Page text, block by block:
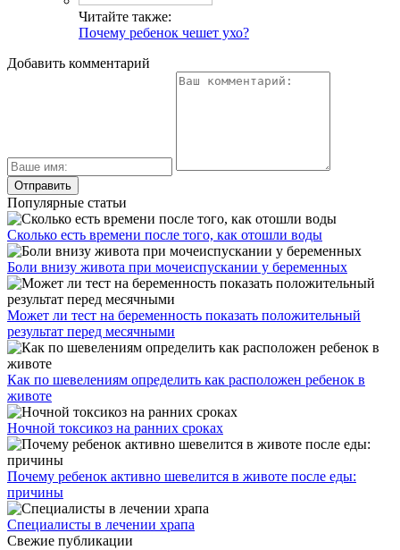
Читайте также:
Почему ребенок чешет ухо?
Добавить комментарий
Популярные статьи
Сколько есть времени после того, как отошли воды
Боли внизу живота при мочеиспускании у беременных
Может ли тест на беременность показать положительный
результат перед месячными
Как по шевелениям определить как расположен ребенок в
животе
Ночной токсикоз на ранних сроках
Почему ребенок активно шевелится в животе после еды:
причины
Специалисты в лечении храпа
Свежие публикации